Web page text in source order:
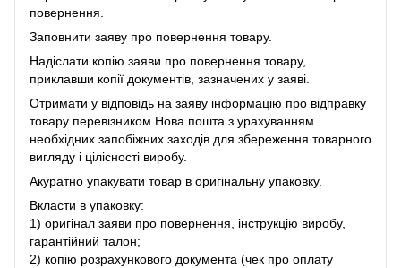
повернення.
Заповнити заяву про повернення товару.
Надіслати копію заяви про повернення товару,
приклавши копії документів, зазначених у заяві.
Отримати у відповідь на заяву інформацію про відправку
товару перевізником Нова пошта з урахуванням
необхідних запобіжних заходів для збереження товарного
вигляду і цілісності виробу.
Акуратно упакувати товар в оригінальну упаковку.
Вкласти в упаковку:
1) оригінал заяви про повернення, інструкцію виробу,
гарантійний талон;
2) копію розрахункового документа (чек про оплату